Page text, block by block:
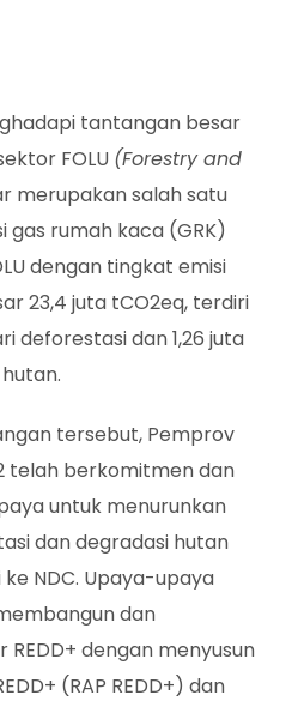
tantangan besar
FOLU (Forestry and
merupakan salah satu
gas rumah kaca (GRK)
dengan tingkat emisi
23,4 juta tCO2eq, terdiri
deforestasi dan 1,26 juta
tersebut, Pemprov
telah berkomitmen dan
untuk menurunkan
dan degradasi hutan
NDC. Upaya-upaya
dan
dengan menyusun
(RAP REDD+) dan